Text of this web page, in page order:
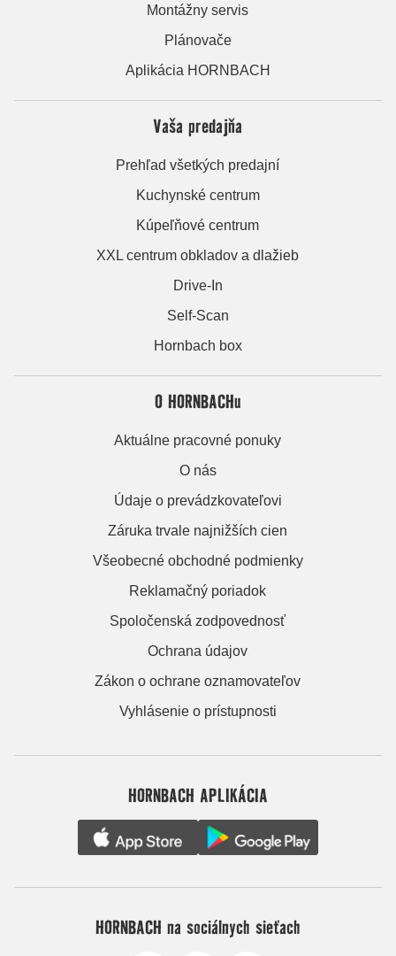
Montážny servis
Plánovače
Aplikácia HORNBACH
Vaša predajňa
Prehľad všetkých predajní
Kuchynské centrum
Kúpeľňové centrum
XXL centrum obkladov a dlažieb
Drive-In
Self-Scan
Hornbach box
O HORNBACHu
Aktuálne pracovné ponuky
O nás
Údaje o prevádzkovateľovi
Záruka trvale najnižších cien
Všeobecné obchodné podmienky
Reklamačný poriadok
Spoločenská zodpovednosť
Ochrana údajov
Zákon o ochrane oznamovateľov
Vyhlásenie o prístupnosti
HORNBACH APLIKÁCIA
HORNBACH na sociálnych sieťach